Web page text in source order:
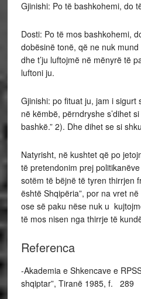
Gjinishi: Po të bashkohemi, do
Dosti: Po të mos bashkohemi,
dobësinë tonë, që ne nuk mund
dhe t’ju luftojmë në mënyrë të
luftoni ju.
Gjinishi: po fituat ju, jam i sigurt
në këmbë, përndryshe s’dihet
bashkë.” 2). Dhe dihet se si
Natyrisht, në kushtet që po
të pretendonim prej
sotëm të bëjnë të tyren thirrjen
është Shqipëria”, por na vret
ose së paku nëse nuk u
të mos nisen nga thirrje të
Referenca
-Akademia e Shkencave e
shqiptar”, Tiranë 1985, f. 289